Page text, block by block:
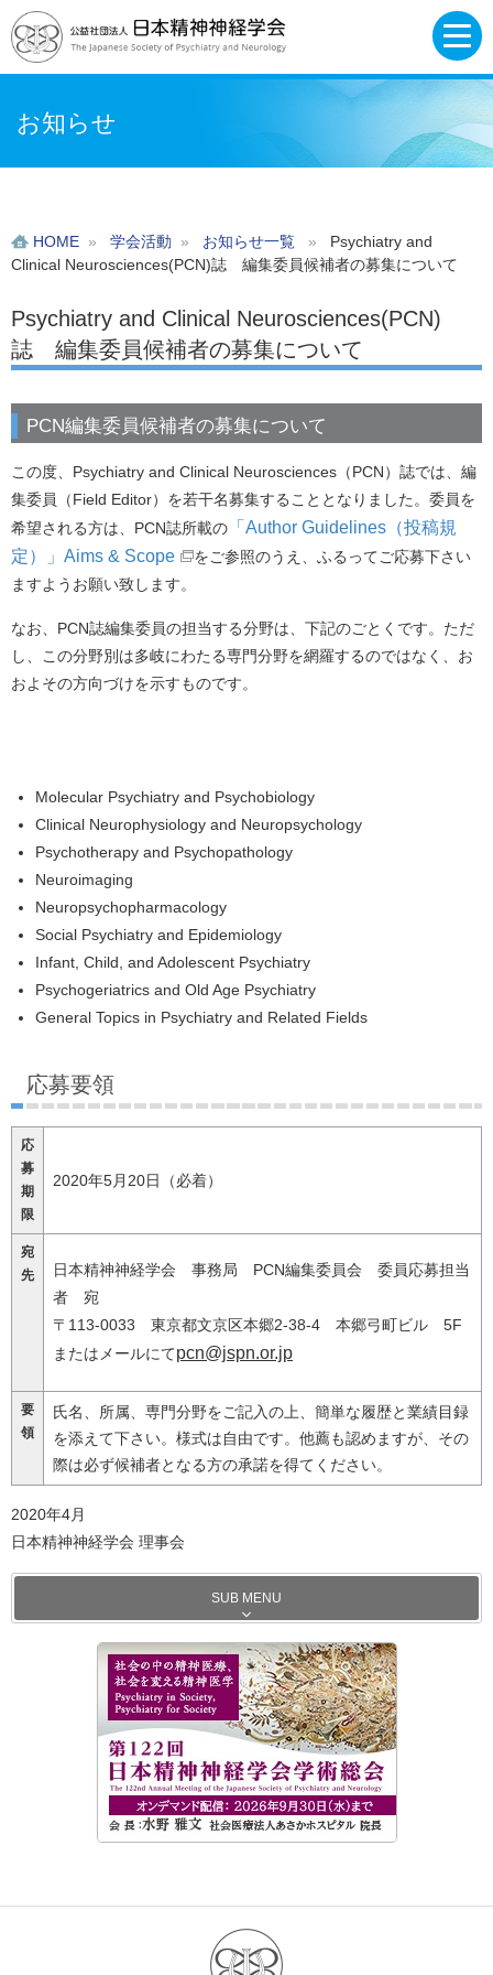
お知らせ
HOME » 学会活動 » お知らせ一覧 »
Psychiatry and
Clinical Neurosciences(PCN)誌 編集委員候補者の募集について
Psychiatry and Clinical Neurosciences(PCN)
誌 編集委員候補者の募集について
PCN編集委員候補者の募集について
この度、Psychiatry and Clinical Neurosciences（PCN）誌では、編
集委員（Field Editor）を若干名募集することとなりました。委員を
希望される方は、PCN誌所載の 「Author Guidelines（投稿規
定）」Aims & Scope
をご参照のうえ、ふるってご応募下さい
ますようお願い致します。
なお、PCN誌編集委員の担当する分野は、下記のごとくです。ただ
し、この分野別は多岐にわたる専門分野を網羅するのではなく、お
およその方向づけを示すものです。
Molecular Psychiatry and Psychobiology
Clinical Neurophysiology and Neuropsychology
Psychotherapy and Psychopathology
Neuroimaging
Neuropsychopharmacology
Social Psychiatry and Epidemiology
Infant, Child, and Adolescent Psychiatry
Psychogeriatrics and Old Age Psychiatry
General Topics in Psychiatry and Related Fields
応募要領
応
募
期
限
2020年5月20日（必着）
宛
先
日本精神神経学会 事務局 PCN編集委員会 委員応募担当
者 宛
〒113-0033 東京都文京区本郷2-38-4 本郷弓町ビル 5F
またはメールにてpcn@jspn.or.jp
要
領
氏名、所属、専門分野をご記入の上、簡単な履歴と業績目録
を添えて下さい。様式は自由です。他薦も認めますが、その
際は必ず候補者となる方の承諾を得てください。
2020年4月
日本精神神経学会 理事会
SUB MENU